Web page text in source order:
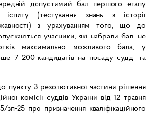
допустимий бал першого етапу
іспиту (тестування знань з історії
з урахуванням того, що до
учасники, які набрали бал, не
максимально можливого бала, у
7 200 кандидатів на посаду судді та
пункту 3 резолютивної частини рішення
комісії суддів України від 12 травня
25 про призначення кваліфікаційного